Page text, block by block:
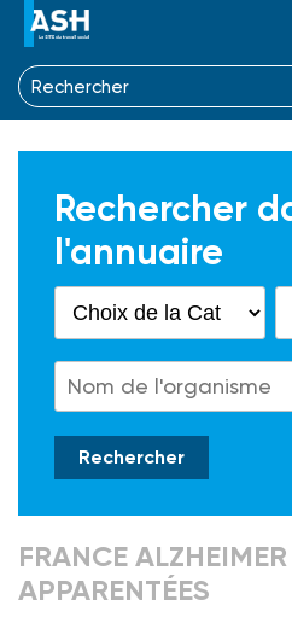
Rechercher
l'annuaire
FRANCE
APPARENTÉES